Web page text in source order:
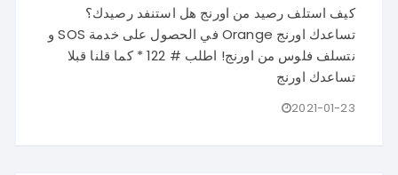
كيف استلف رصيد من اورنج هل استنفد رصيدك؟
تساعدك اورنج Orange في الحصول على خدمة SOS و
نتسلف فلوس من اورنج! اطلب # 122 * كما قلنا قبلا
تساعدك اورنج
2021-01-23